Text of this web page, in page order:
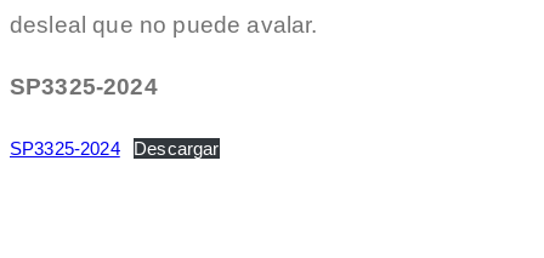
desleal que no puede avalar.
SP3325-2024
SP3325-2024 Descargar